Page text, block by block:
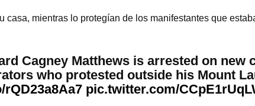
casa, mientras lo protegían de los manifestantes que
Cagney Matthews is arrested on new
who protested outside his Mount
pic.twitter.com/